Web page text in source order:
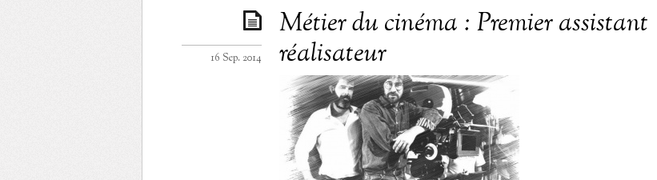
Métier du cinéma : Premier assistant
réalisateur
16 Sep. 2014